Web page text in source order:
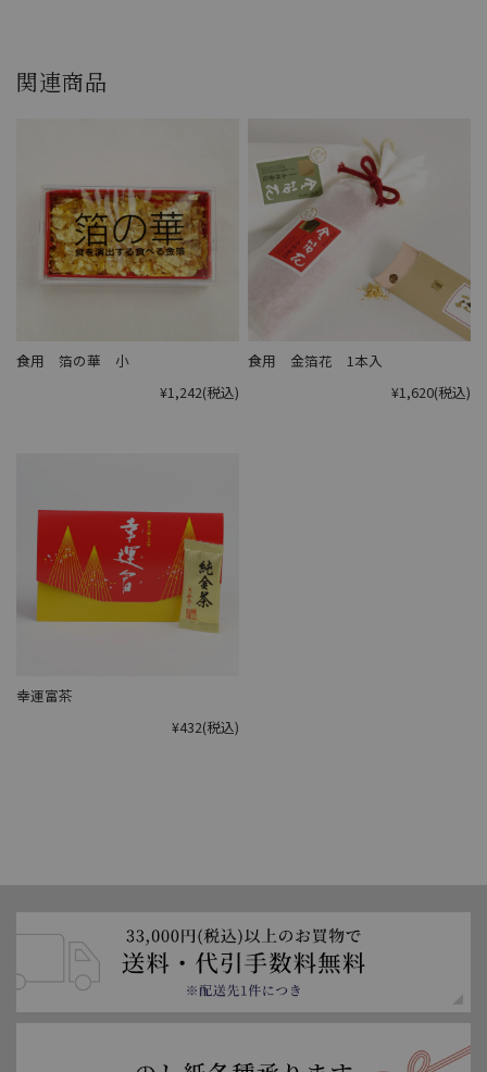
関連商品
食用 箔の華 小
¥1,242(税込)
食用 金箔花 1本入
¥1,620(税込)
幸運富茶
¥432(税込)